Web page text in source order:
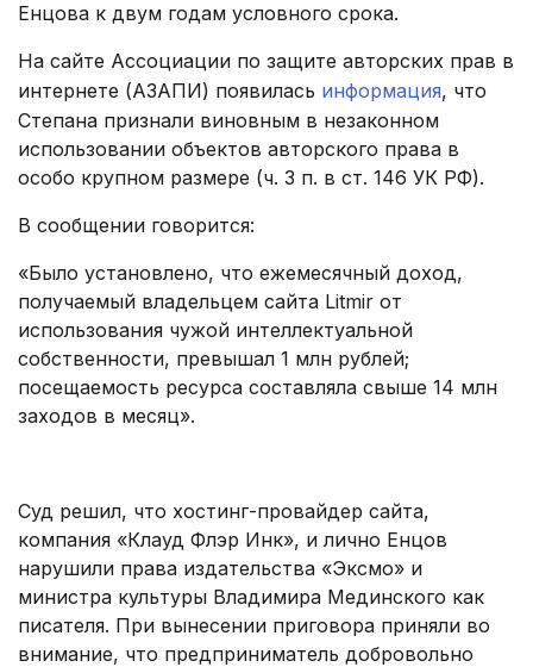
Енцова к двум годам условного срока.
На сайте Ассоциации по защите авторских прав в
интернете (АЗАПИ) появилась информация, что
Степана признали виновным в незаконном
использовании объектов авторского права в
особо крупном размере (ч. 3 п. в ст. 146 УК РФ).
В сообщении говорится:
«Было установлено, что ежемесячный доход,
получаемый владельцем сайта Litmir от
использования чужой интеллектуальной
собственности, превышал 1 млн рублей;
посещаемость ресурса составляла свыше 14 млн
заходов в месяц».
Суд решил, что хостинг-провайдер сайта,
компания «Клауд Флэр Инк», и лично Енцов
нарушили права издательства «Эксмо» и
министра культуры Владимира Мединского как
писателя. При вынесении приговора приняли во
внимание, что предприниматель добровольно